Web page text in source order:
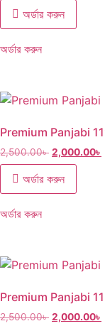
অর্ডার করুন
অর্ডার করুন
Premium Panjabi
2,500.00৳ 2,000.00৳
অর্ডার করুন
অর্ডার করুন
Premium Panjabi
2,500.00৳ 2,000.00৳